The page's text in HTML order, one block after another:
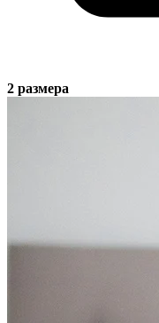
2 размера